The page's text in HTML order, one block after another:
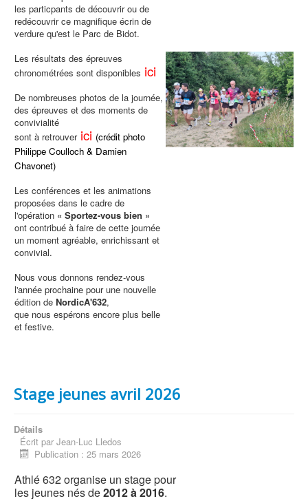
les particpants de découvrir ou de
redécouvrir ce magnifique écrin de
verdure qu'est le Parc de Bidot.
Les résultats des épreuves
chronométrées sont disponibles ici
De nombreuses photos de la journée,
des épreuves et des moments de
convivialité
sont à retrouver ici (crédit photo
Philippe Coulloch & Damien
Chavonet)
Les conférences et les animations
proposées dans le cadre de
l'opération « Sportez-vous bien »
ont contribué à faire de cette journée
un moment agréable, enrichissant et
convivial.
Nous vous donnons rendez-vous
l'année prochaine pour une nouvelle
édition de NordicA'632,
que nous espérons encore plus belle
et festive.
Stage jeunes avril 2026
Détails
Écrit par Jean-Luc Lledos
Publication : 25 mars 2026
Athlé 632 organise un stage pour
les jeunes nés de2012 à 2016.